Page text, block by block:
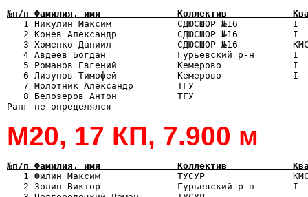
№п/п Фамилия, имя              Коллектив            Квал
1 Никулин Максим            СДЮСШОР №16          I
2 Конев Александр           СДЮСШОР №16
3 Хоменко Даниил            СДЮСШОР №16
4 Авдеев Богдан             Гурьевский р-н
5 Романов Евгений           Кемерово
6 Лизунов Тимофей           Кемерово
7 Молотник Александр        ТГУ
8 Белозеров Антон           ТГУ
М20, 17 КП, 7.900 м
№п/п Фамилия, имя              Коллектив            Квал
1 Филин Максим              ТУСУР                КМС
2 Золин Виктор              Гурьевский р-н